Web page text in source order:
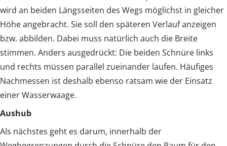
wird an beiden Längsseiten des Wegs möglichst in gleicher
Höhe angebracht. Sie soll den späteren Verlauf anzeigen
bzw. abbilden. Dabei muss natürlich auch die Breite
stimmen. Anders ausgedrückt: Die beiden Schnüre links
und rechts müssen parallel zueinander laufen. Häufiges
Nachmessen ist deshalb ebenso ratsam wie der Einsatz
einer Wasserwaage.
Aushub
Als nächstes geht es darum, innerhalb der